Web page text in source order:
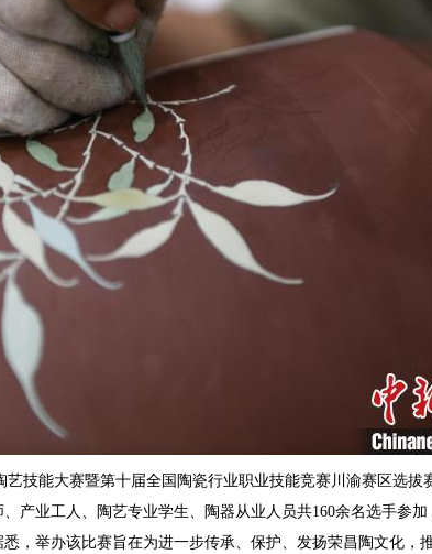
艺技能大赛暨第十届全国陶瓷行业职业技能竞赛川渝赛区选
产业工人、陶艺专业学生、陶器从业人员共160余名选手参
，举办该比赛旨在为进一步传承、保护、发扬荣昌陶文化，